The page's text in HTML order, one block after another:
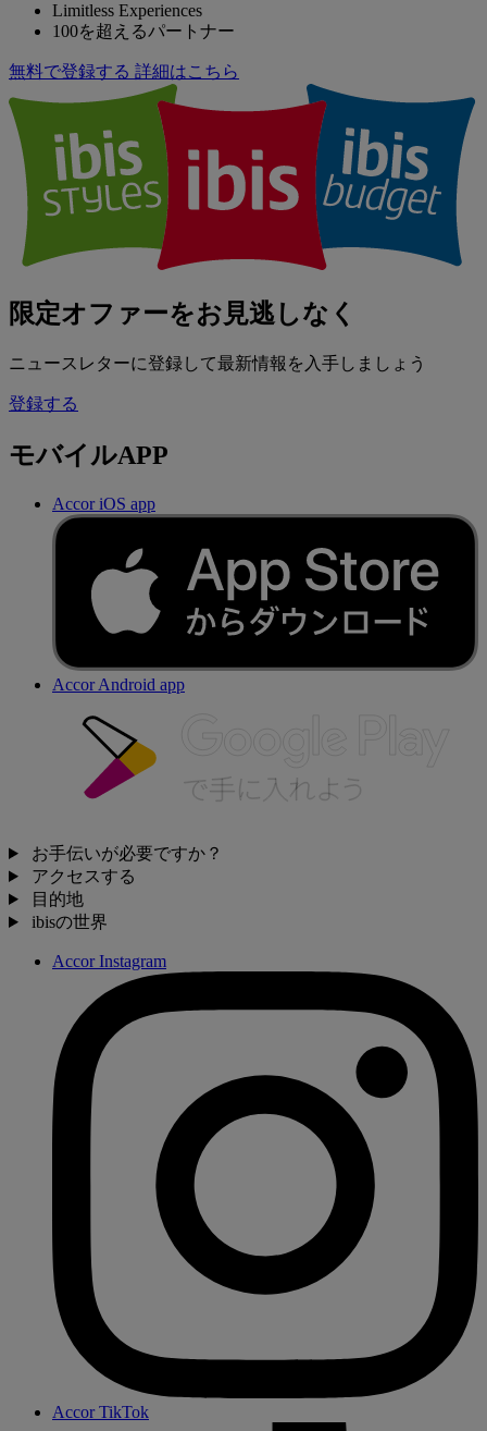
Limitless Experiences
100を超えるパートナー
無料で登録する 詳細はこちら
限定オファーをお見逃しなく
ニュースレターに登録して最新情報を入手しましょう
登録する
モバイルAPP
Accor iOS app
Accor Android app
お手伝いが必要ですか？
アクセスする
目的地
ibisの世界
Accor Instagram
Accor TikTok